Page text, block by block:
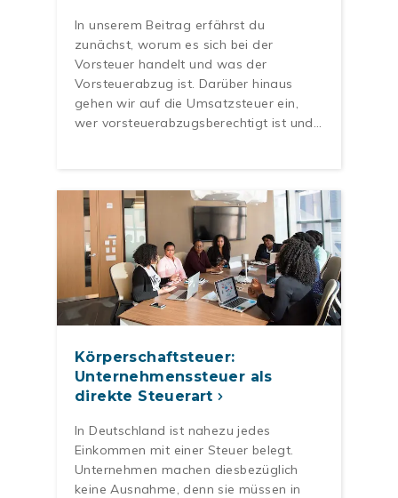
In unserem Beitrag erfährst du
zunächst, worum es sich bei der
Vorsteuer handelt und was der
Vorsteuerabzug ist. Darüber hinaus
gehen wir auf die Umsatzsteuer ein,
wer vorsteuerabzugsberechtigt ist und…
Körperschaftsteuer:
Unternehmenssteuer als
direkte Steuerart
In Deutschland ist nahezu jedes
Einkommen mit einer Steuer belegt.
Unternehmen machen diesbezüglich
keine Ausnahme, denn sie müssen in